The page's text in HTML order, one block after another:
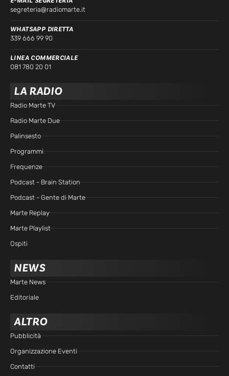
segreteria@radiomarte.it
WHATSAPP DIRETTA
339 666 99 90
LINEA COMMERCIALE
081 780 20 01
LA RADIO
Radio Marte TV
Radio Marte Due
Palinsesto
Programmi
Frequenze
Podcast - Brain Station
Podcast - Gente di Marte
Marte Replay
Marte Playlist
Ospiti
NEWS
Marte News
Editoriale
ALTRO
Pubblicità
Organizzazione Eventi
Contatti